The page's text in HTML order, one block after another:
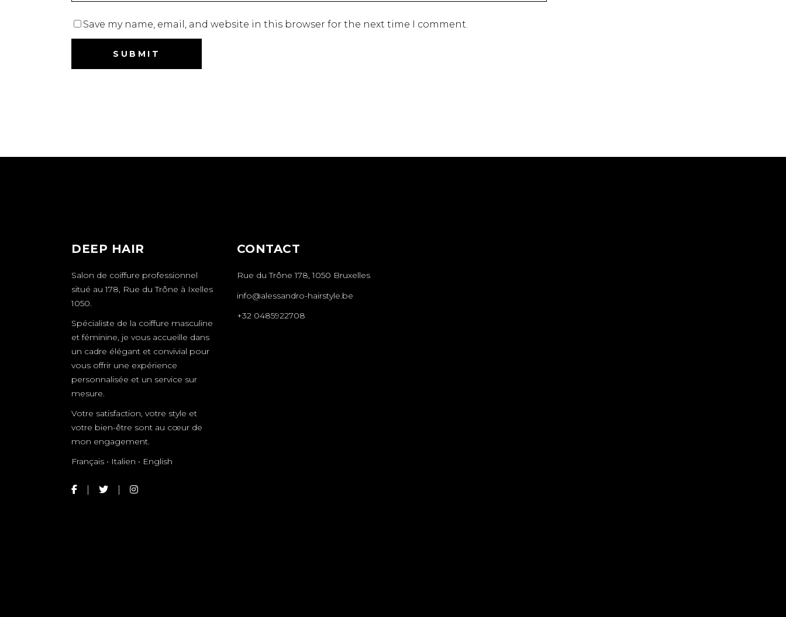
Save my name, email, and website in this browser for the next time I comment.
DEEP HAIR
Salon de coiffure professionnel
situé au 178, Rue du Trône à Ixelles
1050.
Spécialiste de la coiffure masculine
et féminine, je vous accueille dans
un cadre élégant et convivial pour
vous offrir une expérience
personnalisée et un service sur
mesure.
Votre satisfaction, votre style et
votre bien-être sont au cœur de
mon engagement.
Français • Italien • English
CONTACT
Rue du Trône 178, 1050 Bruxelles
info@alessandro-hairstyle.be
+32 0485922708